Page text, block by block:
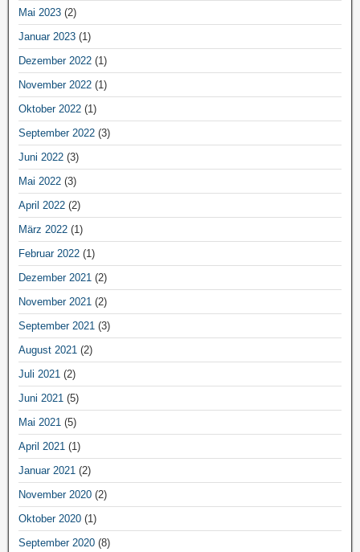
Mai 2023 (2)
Januar 2023 (1)
Dezember 2022 (1)
November 2022 (1)
Oktober 2022 (1)
September 2022 (3)
Juni 2022 (3)
Mai 2022 (3)
April 2022 (2)
März 2022 (1)
Februar 2022 (1)
Dezember 2021 (2)
November 2021 (2)
September 2021 (3)
August 2021 (2)
Juli 2021 (2)
Juni 2021 (5)
Mai 2021 (5)
April 2021 (1)
Januar 2021 (2)
November 2020 (2)
Oktober 2020 (1)
September 2020 (8)